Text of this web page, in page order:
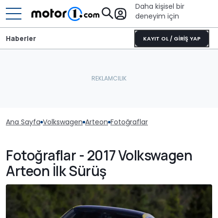
Daha kişisel bir
deneyim için
KAYIT OL / GİRİŞ YAP
Haberler
Ana Sayfa Volkswagen Arteon Fotoğraflar
Fotoğraflar - 2017 Volkswagen
Arteon İlk Sürüş